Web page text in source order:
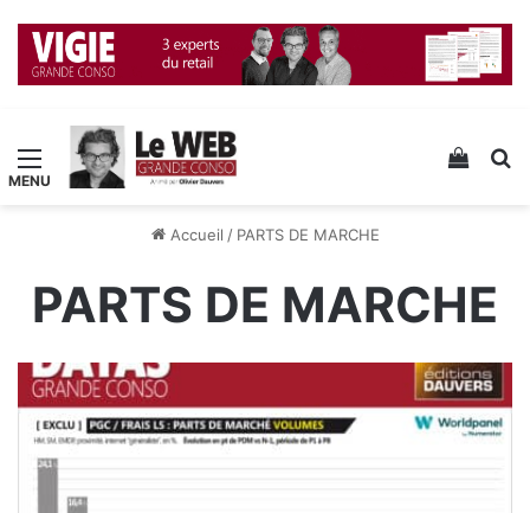
Menu Voir
Accueil / PARTS DE MARCHE
PARTS DE MARCHE